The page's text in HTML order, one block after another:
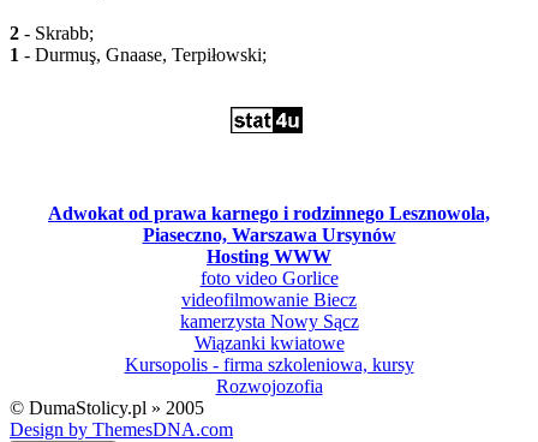
2 - Skrabb;
1 - Durmuş, Gnaase, Terpiłowski;
Adwokat od prawa karnego i rodzinnego Lesznowola,
Piaseczno, Warszawa Ursynów
Hosting WWW
foto video Gorlice
videofilmowanie Biecz
kamerzysta Nowy Sącz
Wiązanki kwiatowe
Kursopolis - firma szkoleniowa, kursy
Rozwojozofia
© DumaStolicy.pl » 2005
Design by ThemesDNA.com